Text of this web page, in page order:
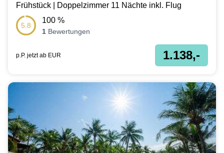
Frühstück | Doppelzimmer 11 Nächte inkl. Flug
5.8
100 %
1 Bewertungen
p.P. jetzt ab EUR 1.138,-